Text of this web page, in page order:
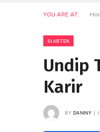
YOU ARE AT:
SIARTEK
Undip
Karir
BY DANNY